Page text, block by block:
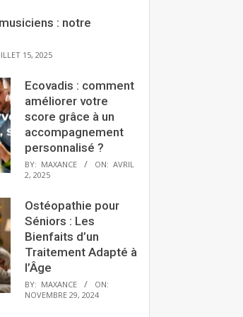
: notre
15, 2025
Ecovadis : comment
améliorer votre
score grâce à un
accompagnement
personnalisé ?
BY: MAXANCE ON: AVRIL
2, 2025
Ostéopathie pour
Séniors : Les
Bienfaits d’un
Traitement Adapté à
l’Âge
BY: MAXANCE
ON:
NOVEMBRE 29, 2024